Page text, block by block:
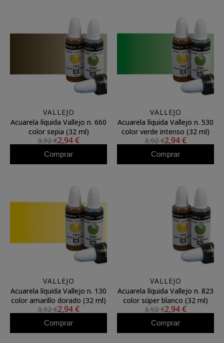
VALLEJO
Acuarela líquida Vallejo n. 660
color sepia (32 ml)
3,92 €2,94 €
Comprar
VALLEJO
Acuarela líquida Vallejo n. 530
color verde intenso (32 ml)
3,92 €2,94 €
Comprar
VALLEJO
Acuarela líquida Vallejo n. 130
color amarillo dorado (32 ml)
3,92 €2,94 €
Comprar
VALLEJO
Acuarela líquida Vallejo n. 823
color súper blanco (32 ml)
3,92 €2,94 €
Comprar